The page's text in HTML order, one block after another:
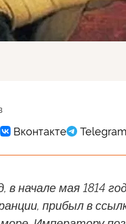
в начале мая 1814
прибыл в